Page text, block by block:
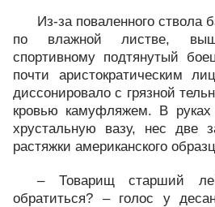
Из-за поваленного ствола
по влажной листве,
спортивному подтянутый
почти аристократическим
диссонировало с грязной
кровью камуфляжем. В
хрустальную вазу, нес две
растяжки американского
– Товарищ старший
обратиться? – голос у